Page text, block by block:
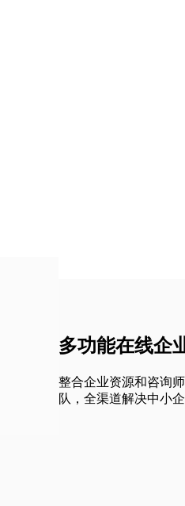
多功能在线企
整合企业资源和咨询
队，全渠道解决中小